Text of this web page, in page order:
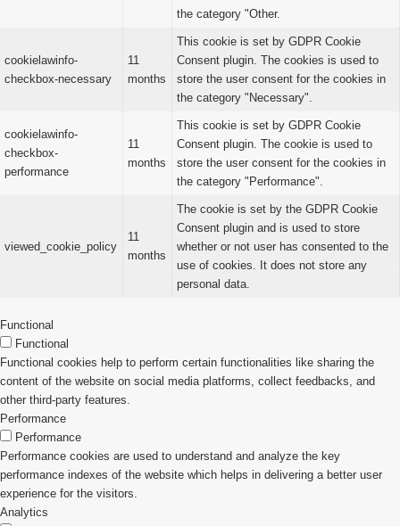
the category "Other.
cookielawinfo-
checkbox-necessary
11
months
This cookie is set by GDPR Cookie
Consent plugin. The cookies is used to
store the user consent for the cookies in
the category "Necessary".
cookielawinfo-
checkbox-
performance
11
months
This cookie is set by GDPR Cookie
Consent plugin. The cookie is used to
store the user consent for the cookies in
the category "Performance".
viewed_cookie_policy
11
months
The cookie is set by the GDPR Cookie
Consent plugin and is used to store
whether or not user has consented to the
use of cookies. It does not store any
personal data.
Functional
Functional
Functional cookies help to perform certain functionalities like sharing the
content of the website on social media platforms, collect feedbacks, and
other third-party features.
Performance
Performance
Performance cookies are used to understand and analyze the key
performance indexes of the website which helps in delivering a better user
experience for the visitors.
Analytics